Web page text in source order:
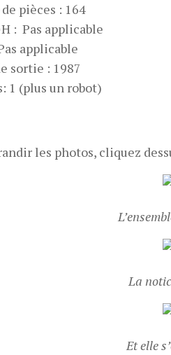
pièces : 164
: Pas applicable
applicable
sortie : 1987
1 (plus un robot)
les photos, cliquez
La
Et elle